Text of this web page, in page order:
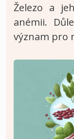
Železo a
anémii.
význam pro